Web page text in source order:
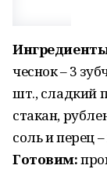
чеснок – 3
шт., сладкий
стакан,
соль и перец –
Готовим: